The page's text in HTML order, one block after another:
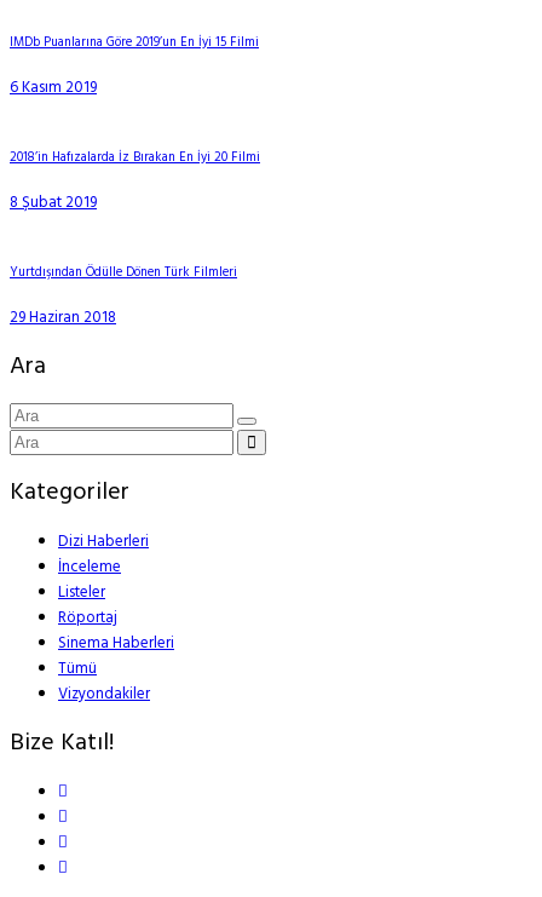
IMDb Puanlarına Göre 2019’un En İyi 15 Filmi
6 Kasım 2019
2018’in Hafızalarda İz Bırakan En İyi 20 Filmi
8 Şubat 2019
Yurtdışından Ödülle Dönen Türk Filmleri
29 Haziran 2018
Ara
Kategoriler
Dizi Haberleri
İnceleme
Listeler
Röportaj
Sinema Haberleri
Tümü
Vizyondakiler
Bize Katıl!